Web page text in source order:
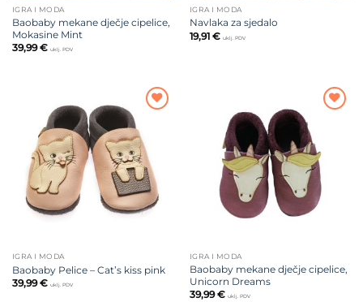
IGRA I MODA
Baobaby mekane dječje cipelice,
Mokasine Mint
39,99€ uklj. PDV
IGRA I MODA
Navlaka za sjedalo
19,91 € uklj. PDV
Dodajte
na listu
želja
IGRA I MODA
Baobaby Pelice – Cat’s kiss pink
39,99€ uklj. PDV
IGRA I MODA
Baobaby mekane dječje cipelice,
Unicorn Dreams
39,99€ uklj. PDV